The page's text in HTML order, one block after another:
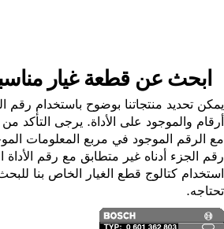
ابحث عن قطعة غيار
تحديد منتجاتنا بوضوح باستخدام رقم
والموجود على الأداة. يرجى التأكد من
الرقم الموجود في مربع المعلومات
الجزء أدناه غير متطابق مع رقم الأداة
كتالوج قطع الغيار الخاص بنا